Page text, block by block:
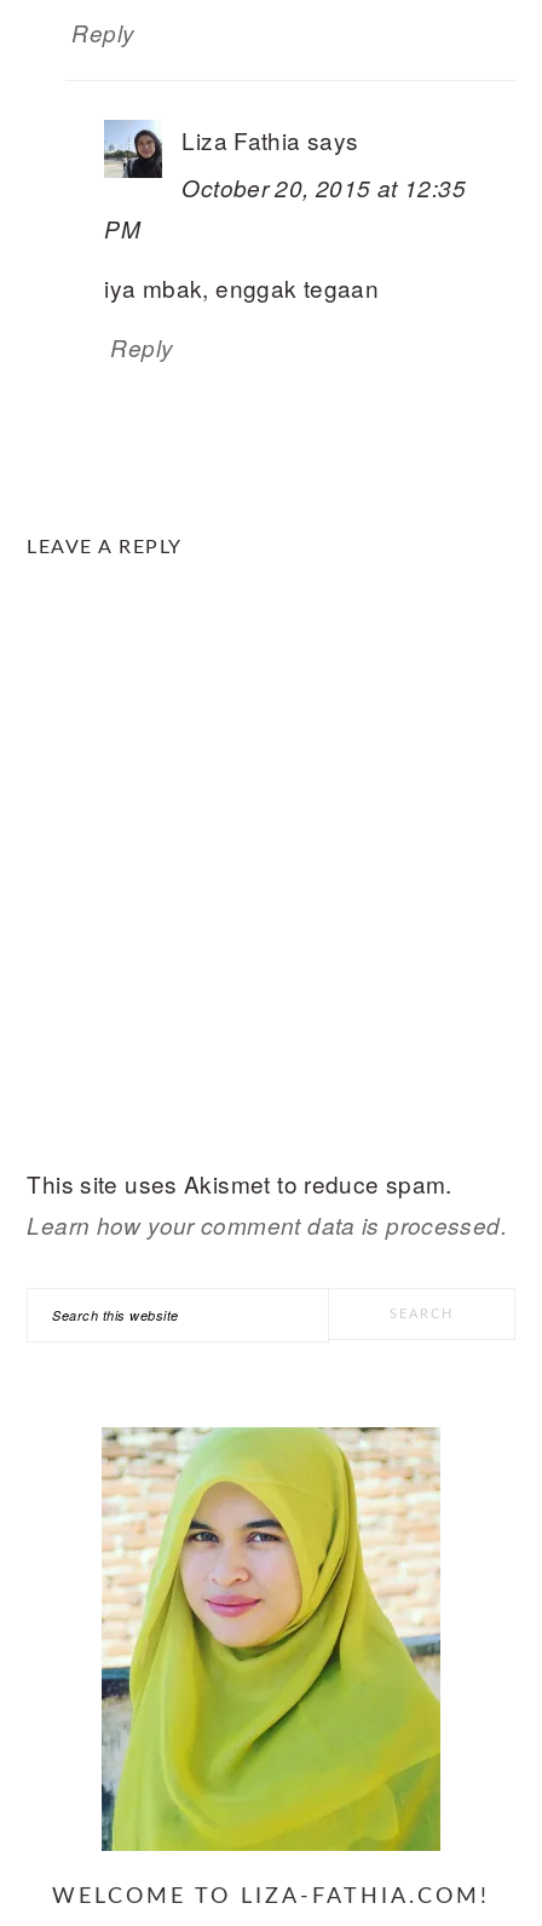
Reply
Liza Fathia says
October 20, 2015 at 12:35
PM
iya mbak, enggak tegaan
Reply
LEAVE A REPLY
This site uses Akismet to reduce spam.
Learn how your comment data is processed.
Search
WELCOME TO LIZA-FATHIA.COM!